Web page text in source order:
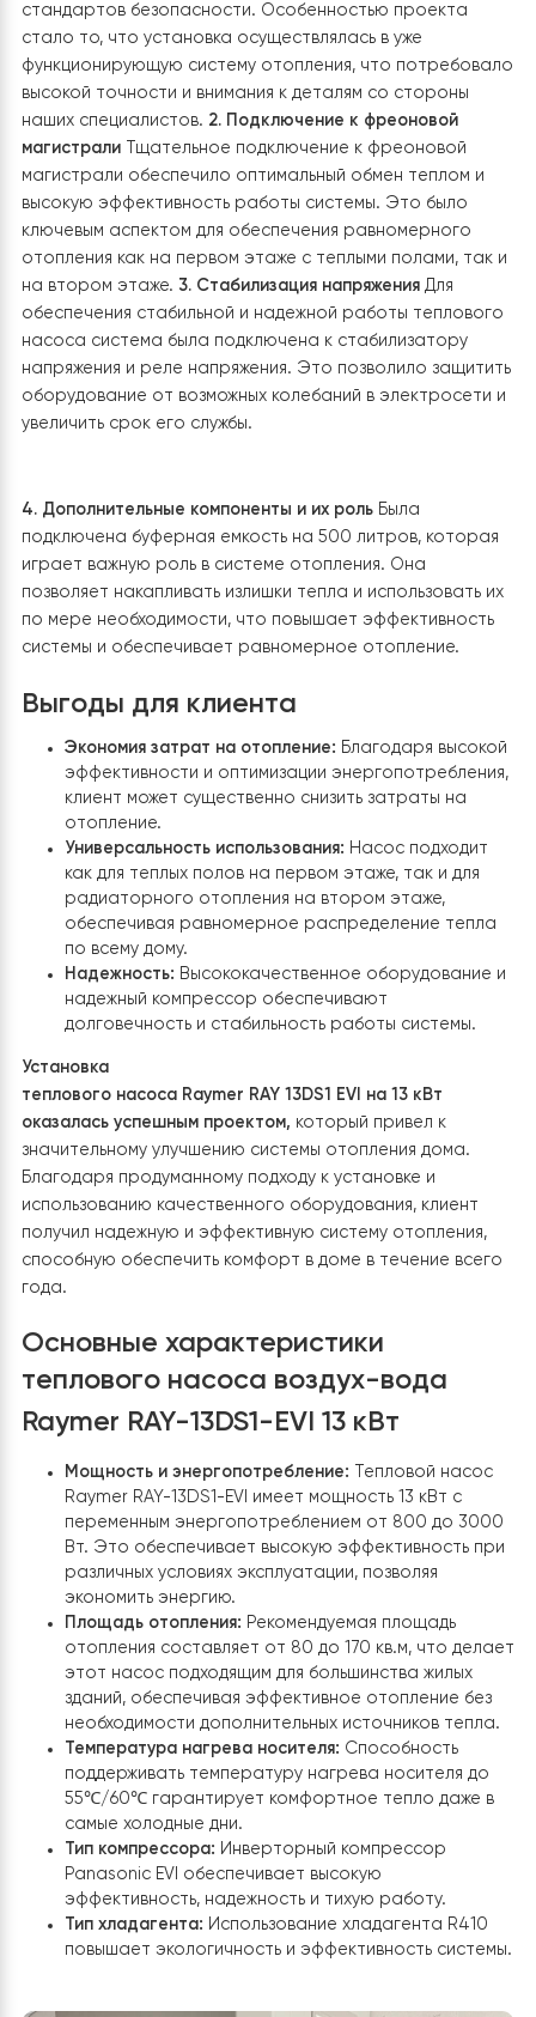
1. Установка теплового насоса
Сплит тепловой насос Raymer RAY 13DS1 EVIбыл
установлен с учетом всех технических требований и
стандартов безопасности. Особенностью проекта
стало то, что установка осуществлялась в уже
функционирующую систему отопления, что
магистрали
Тщательное подключение к фреоновой
магистрали обеспечило оптимальный обмен теплом
ключевым аспектом для обеспечения равномерного
отопления как на первом этаже с теплыми полами,
обеспечения стабильной и надежной работы
насоса система была подключена к стабилизатору
напряжения и реле напряжения. Это позволило
оборудование от возможных колебаний в
увеличить срок его службы.
4. Дополнительные компоненты и их рольБыла
подключена буферная емкость на 500 литров,
играет важную роль в системе отопления. Она
позволяет накапливать излишки тепла и
системы и обеспечивает равномерное отопление.
Выгоды для клиента
Экономия затрат на отопление:Благодаря
эффективности и оптимизации
клиент может существенно снизить затраты на
отопление.
радиаторного отопления на втором этаже,
обеспечивая равномерное распределение
по всему дому.
надежный компрессор обеспечивают
долговечность и стабильность работы системы.
Установка
теплового насоса Raymer RAY 13DS1 EVI на 13 кВт
оказалась успешным проектом,
значительному улучшению системы отопления дома.
Благодаря продуманному подходу к установке и
использованию качественного оборудования, клиент
получил надежную и эффективную систему
способную обеспечить комфорт в доме в течение
года.
Основные характеристики
теплового насоса воздух-вода
Raymer RAY-13DS1-EVI 13 кВт